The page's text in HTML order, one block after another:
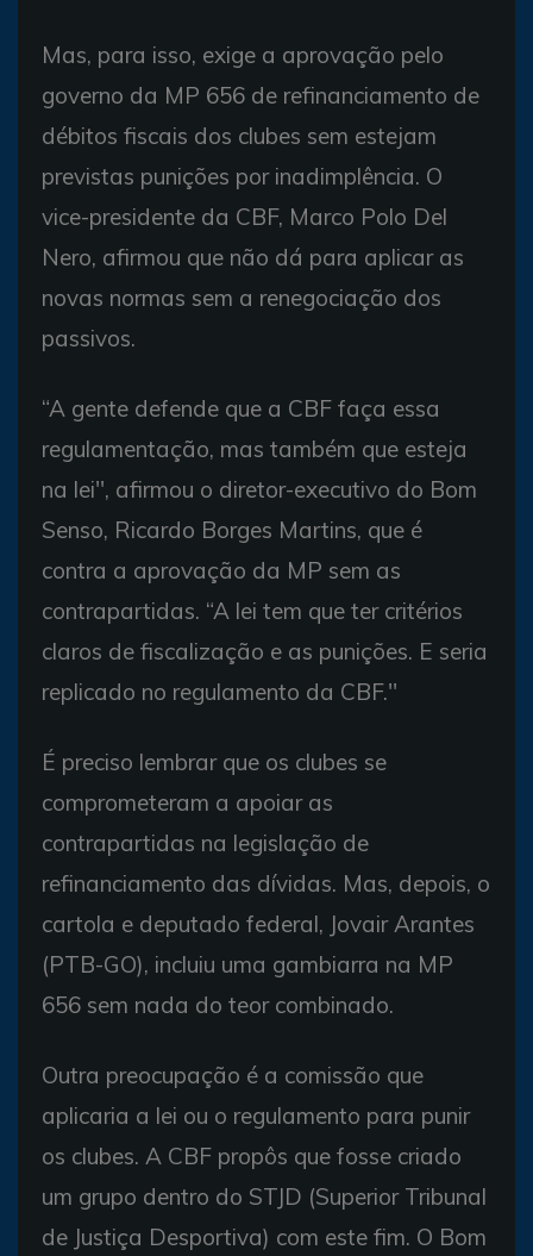
Mas, para isso, exige a aprovação pelo
governo da MP 656 de refinanciamento de
débitos fiscais dos clubes sem estejam
previstas punições por inadimplência. O
vice-presidente da CBF, Marco Polo Del
Nero, afirmou que não dá para aplicar as
novas normas sem a renegociação dos
passivos.
“A gente defende que a CBF faça essa
regulamentação, mas também que esteja
na lei'', afirmou o diretor-executivo do Bom
Senso, Ricardo Borges Martins, que é
contra a aprovação da MP sem as
contrapartidas. “A lei tem que ter critérios
claros de fiscalização e as punições. E seria
replicado no regulamento da CBF.''
É preciso lembrar que os clubes se
comprometeram a apoiar as
contrapartidas na legislação de
refinanciamento das dívidas. Mas, depois, o
cartola e deputado federal, Jovair Arantes
(PTB-GO), incluiu uma gambiarra na MP
656 sem nada do teor combinado.
Outra preocupação é a comissão que
aplicaria a lei ou o regulamento para punir
os clubes. A CBF propôs que fosse criado
um grupo dentro do STJD (Superior Tribunal
de Justiça Desportiva) com este fim. O Bom